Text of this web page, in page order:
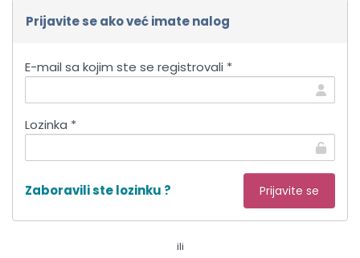
Prijavite se ako već imate nalog
E-mail sa kojim ste se registrovali *
Lozinka *
Zaboravili ste lozinku ?
ili